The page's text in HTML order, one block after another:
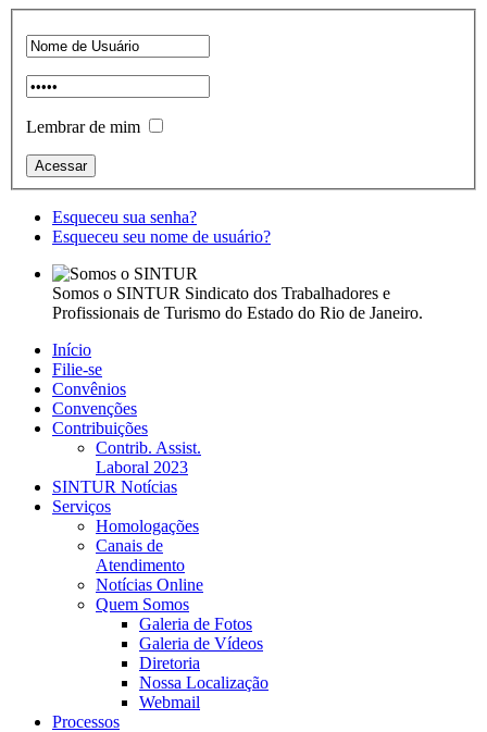
Lembrar de mim
Esqueceu sua senha?
Esqueceu seu nome de usuário?
Somos o SINTUR Sindicato dos Trabalhadores e
Profissionais de Turismo do Estado do Rio de Janeiro.
Início
Filie-se
Convênios
Convenções
Contribuições
Contrib. Assist.
Laboral 2023
SINTUR Notícias
Serviços
Homologações
Canais de
Atendimento
Notícias Online
Quem Somos
Galeria de Fotos
Galeria de Vídeos
Diretoria
Nossa Localização
Webmail
Processos